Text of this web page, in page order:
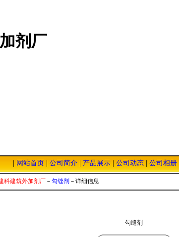
质的服务，低廉的价格，恭迎您的光临！
网站首页| 公司简介| 产品展示| 公司动态| 公司相册|
剂厂
科建筑外加剂厂 － 勾缝剂 －详细信息
勾缝剂